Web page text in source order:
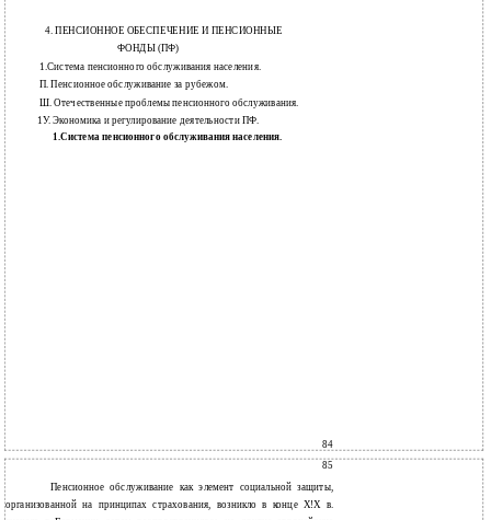
4. ПЕНСИОННОЕ ОБЕСПЕЧЕНИЕ И ПЕНСИОННЫЕ
ФОНДЫ (ПФ)
1.Система пенсионного обслуживания населения.
П. Пенсионное обслуживание за рубежом.
Ш. Отечественные проблемы пенсионного обслуживания.
1У. Экономика и регулирование деятельности ПФ.
1.Система пенсионного обслуживания населения.
84
85
Пенсионное обслуживание как элемент социальной защиты,
организованной на принципах страхования, возникло в конце Х!Х в.